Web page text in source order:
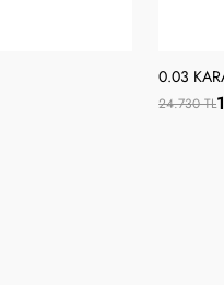
0.03
24.730 TL